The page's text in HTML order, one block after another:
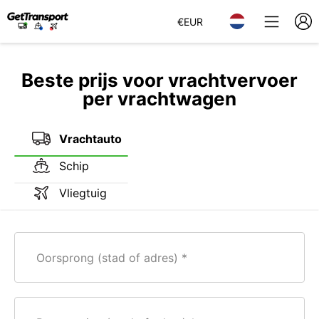
€EUR
Beste prijs voor vrachtvervoer
per vrachtwagen
Vrachtauto
Schip
Vliegtuig
Oorsprong (stad of adres)